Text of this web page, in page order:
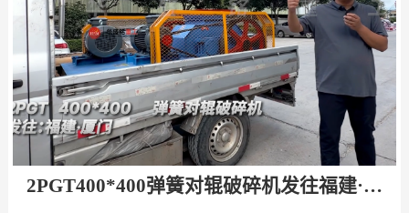
2PGT400*400弹簧对辊破碎机发往福建·厦门！